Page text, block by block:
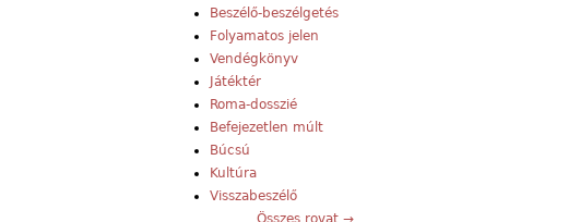
Beszélő-beszélgetés
Folyamatos jelen
Vendégkönyv
Játéktér
Roma-dosszié
Befejezetlen múlt
Búcsú
Kultúra
Visszabeszélő
Összes rovat →